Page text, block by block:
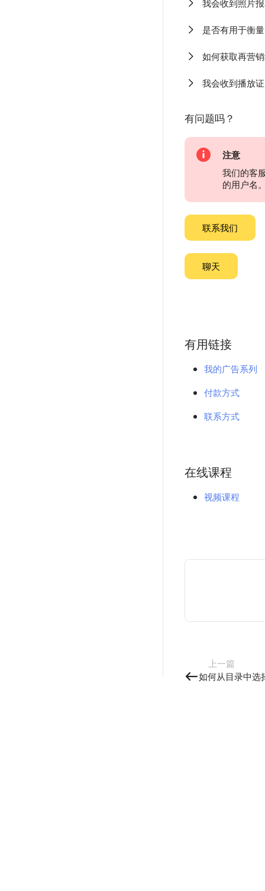
我会收到照片
是否有用于衡
如何获取再营
我会收到播放
有问题吗？
注意
我们的客
的用户名
联系我们
聊天
有用链接
我的广告系列
付款方式
联系方式
在线课程
视频课程
上一篇
如何从目录中选